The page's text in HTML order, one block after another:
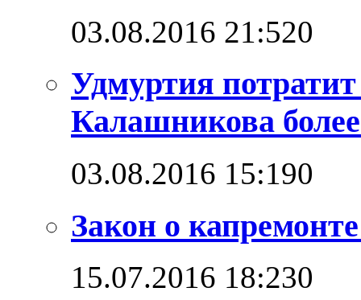
03.08.2016 21:520
Удмуртия
Калашникова
03.08.2016 15:190
Закон о
15.07.2016 18:230